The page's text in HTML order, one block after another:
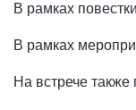
В рамках
В рамках
На встрече